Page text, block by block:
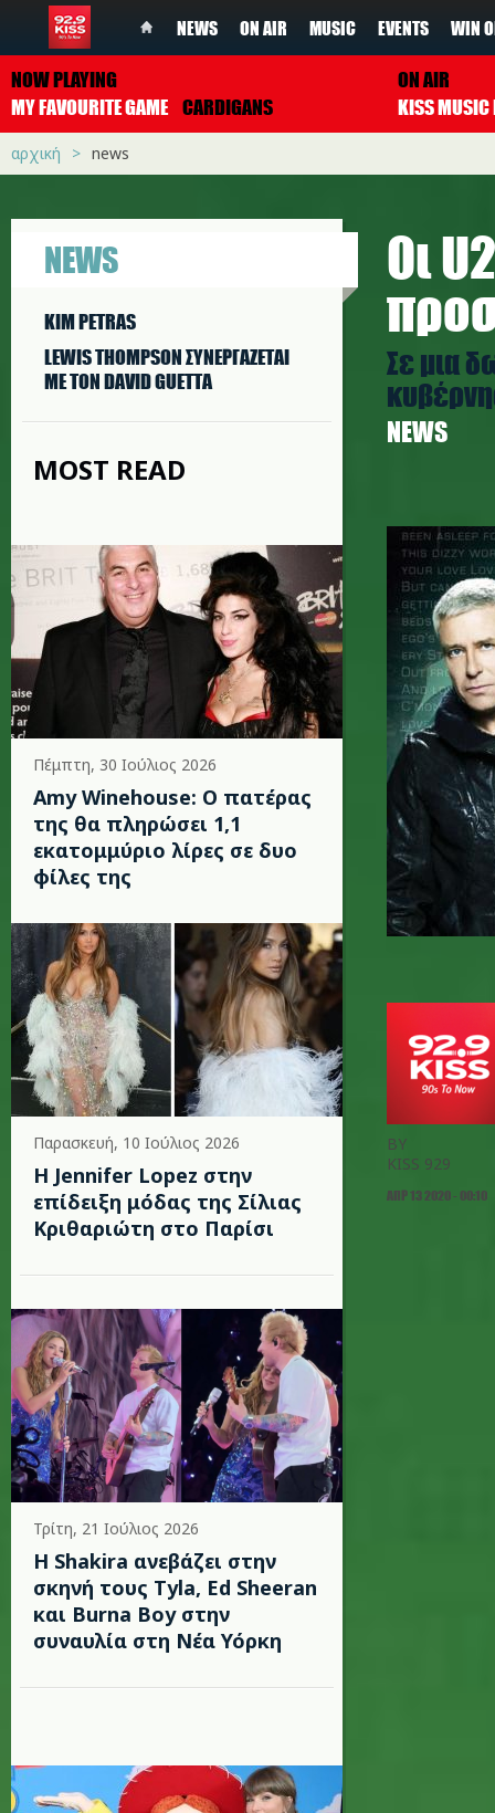
NEWS ON AIR MUSIC EVENTS WIN
NOW PLAYING
MY FAVOURITE GAME CARDIGANS
ON AIR
αρχική news
NEWS
KIM PETRAS
LEWIS THOMPSON ΣΥΝΕΡΓAΖΕΤΑΙ
ΜΕ ΤΟΝ DAVID GUETTA
MOST READ
Πέμπτη, 30 Ιούλιος 2026
Amy Winehouse: Ο πατέρας
της θα πληρώσει 1,1
εκατομμύριο λίρες σε δυο
φίλες της
Παρασκευή, 10 Ιούλιος 2026
Η Jennifer Lopez στην
επίδειξη μόδας της Σίλιας
Κριθαριώτη στο Παρίσι
Τρίτη, 21 Ιούλιος 2026
Η Shakira ανεβάζει στην
σκηνή τους Tyla, Ed Sheeran
και Burna Boy στην
συναυλία στη Νέα Υόρκη
Οι
Σε μια
NEWS
u2-01.jpg
BY
KISS 929
ΑΠΡ 13 2020 - 00:10